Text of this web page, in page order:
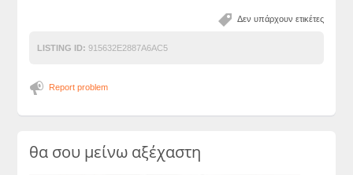
Δεν υπάρχουν ετικέτες
LISTING ID: 915632E2887A6AC5
Report problem
θα σου μείνω αξέχαστη